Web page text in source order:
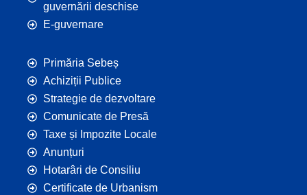
guvernării deschise
E-guvernare
Primăria Sebeș
Achiziții Publice
Strategie de dezvoltare
Comunicate de Presă
Taxe și Impozite Locale
Anunțuri
Hotarâri de Consiliu
Certificate de Urbanism